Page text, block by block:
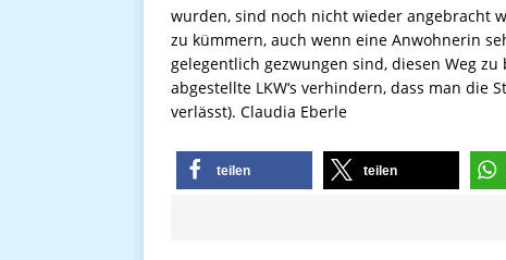
wurden, sind noch nicht wieder angebracht
zu kümmern, auch wenn eine Anwohnerin
gelegentlich gezwungen sind, diesen Weg
abgestellte LKW‘s verhindern, dass man die
verlässt). Claudia Eberle
teilen teilen